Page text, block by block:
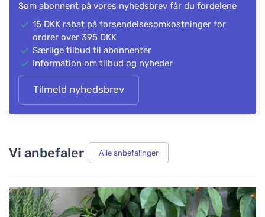
Som abonnent på vores nyhedsbrev får du fordelene
15 DKK rabat på forsendelsesomkostninger for
ordrer over 395 DKK
Særlige tilbud til abonnenter
Information om tilbud og nyheder
Tilmeld nyhedsbrev
Vi anbefaler Alle anbefalinger